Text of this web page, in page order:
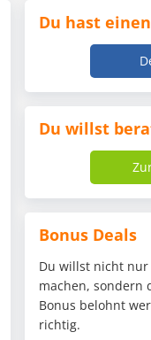
Du hast
Du willst
Bonus Deals
Du willst nicht
machen, sondern
Bonus belohnt
richtig.